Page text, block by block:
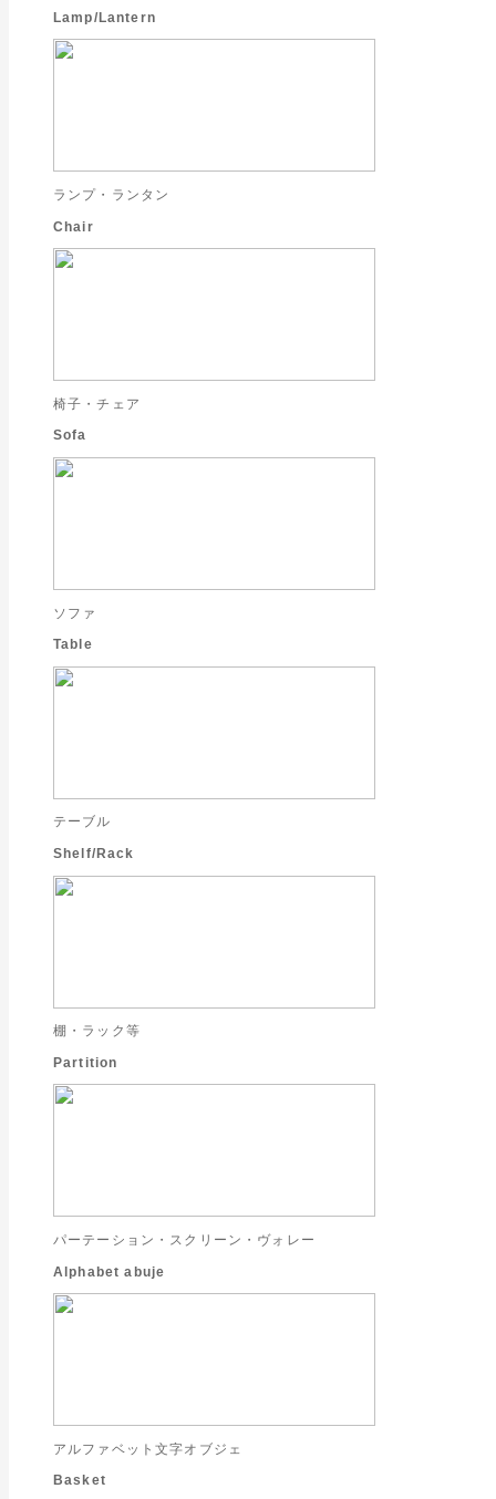
Lamp/Lantern
ランプ・ランタン
Chair
椅子・チェア
Sofa
ソファ
Table
テーブル
Shelf/Rack
棚・ラック等
Partition
パーテーション・スクリーン・ヴォレー
Alphabet abuje
アルファベット文字オブジェ
Basket